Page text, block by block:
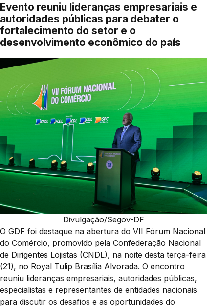
Evento reuniu lideranças empresariais e
autoridades públicas para debater o
fortalecimento do setor e o
desenvolvimento econômico do país
Divulgação/Segov-DF
O GDF foi destaque na abertura do VII Fórum Nacional
do Comércio, promovido pela Confederação Nacional
de Dirigentes Lojistas (CNDL), na noite desta terça-feira
(21), no Royal Tulip Brasília Alvorada. O encontro
reuniu lideranças empresariais, autoridades públicas,
especialistas e representantes de entidades nacionais
para discutir os desafios e as oportunidades do